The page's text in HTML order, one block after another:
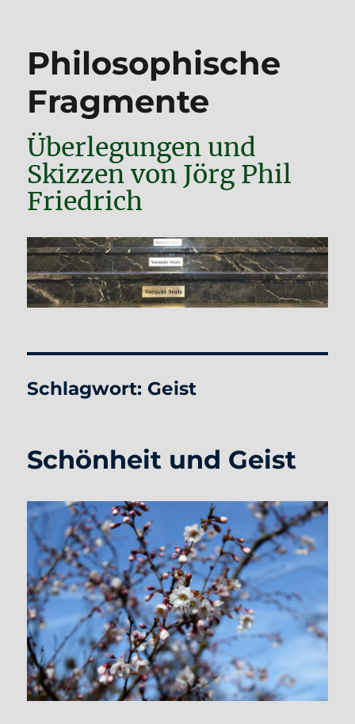
Philosophische
Fragmente
Überlegungen und
Skizzen von Jörg Phil
Friedrich
Schlagwort: Geist
Schönheit und Geist